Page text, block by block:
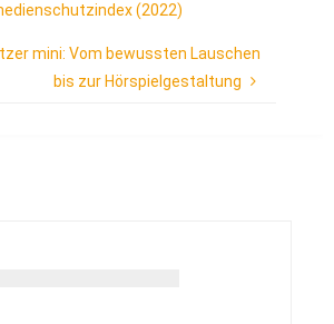
(2022)
mini: Vom bewussten Lauschen
bis zur Hörspielgestaltung